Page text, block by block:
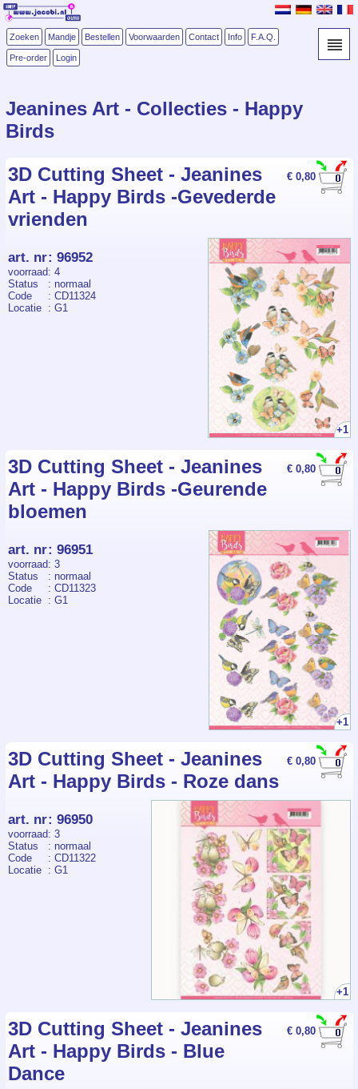
Zoeken Mandje Bestellen Voorwaarden Contact Info F.A.Q.
Pre-order Login
Jeanines Art - Collecties - Happy
Birds
€ 0,80
3D Cutting Sheet - Jeanines
Art - Happy Birds -Gevederde
vrienden
+1
art. nr: 96952
voorraad: 4
Status
: normaal
Code
: CD11324
Locatie : G1
€ 0,80
3D Cutting Sheet - Jeanines
Art - Happy Birds -Geurende
bloemen
+1
art. nr: 96951
voorraad: 3
Status
: normaal
Code
: CD11323
Locatie : G1
€ 0,80
3D Cutting Sheet - Jeanines
Art - Happy Birds - Roze dans
+1
art. nr: 96950
voorraad: 3
Status
: normaal
Code
: CD11322
Locatie : G1
€ 0,80
3D Cutting Sheet - Jeanines
Art - Happy Birds - Blue
Dance